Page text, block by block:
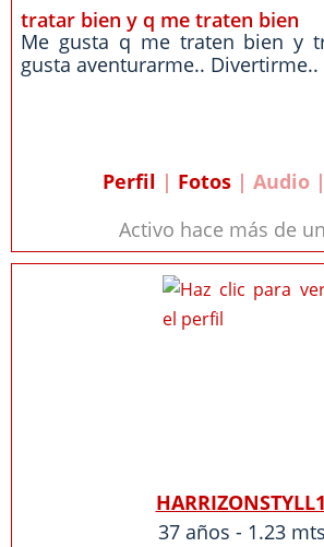
tratar bien y q me traten bien
Me gusta q me traten bien y
gusta aventurarme.. Divertirme..
Perfil | Fotos| Audio
Activo hace más de
37 años - 1.23